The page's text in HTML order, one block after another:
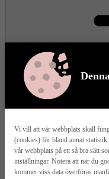
Vi vill att vår webbplats skall
(cookies) för bland annat
vår webbplats på ett så bra sätt
inställningar. Notera att när du
kommer viss data överföras
Våra husmodeller